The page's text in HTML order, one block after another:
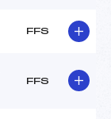
FFS
FFS